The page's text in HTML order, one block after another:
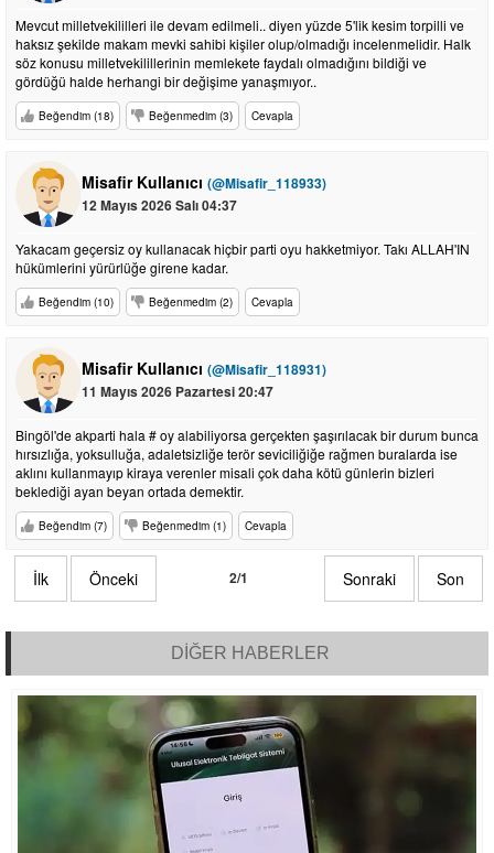
Mevcut milletvekililleri ile devam edilmeli.. diyen yüzde 5'lik kesim torpilli ve
haksız şekilde makam mevki sahibi kişiler olup/olmadığı incelenmelidir. Halk
söz konusu milletvekilillerinin memlekete faydalı olmadığını bildiği ve
gördüğü halde herhangi bir değişime yanaşmıyor..
Beğendim (18) Beğenmedim (3) Cevapla
Misafir Kullanıcı (@Misafir_118933)
12 Mayıs 2026 Salı 04:37
Yakacam geçersiz oy kullanacak hiçbir parti oyu hakketmiyor. Takı ALLAH'IN
hükümlerini yürürlüğe girene kadar.
Beğendim (10) Beğenmedim (2) Cevapla
Misafir Kullanıcı (@Misafir_118931)
11 Mayıs 2026 Pazartesi 20:47
Bingöl'de akparti hala # oy alabiliyorsa gerçekten şaşırılacak bir durum bunca
hırsızlığa, yoksulluğa, adaletsizliğe terör seviciliğiğe rağmen buralarda ise
aklını kullanmayıp kiraya verenler misali çok daha kötü günlerin bizleri
beklediği ayan beyan ortada demektir.
Beğendim (7) Beğenmedim (1) Cevapla
İlk Önceki 2/1 Sonraki Son
DİĞER HABERLER